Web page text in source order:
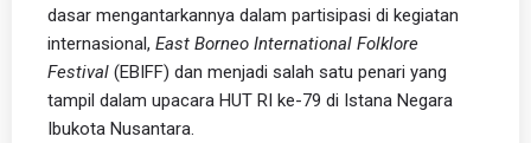
dasar mengantarkannya dalam partisipasi di kegiatan
internasional, East Borneo International Folklore
Festival (EBIFF) dan menjadi salah satu penari yang
tampil dalam upacara HUT RI ke-79 di Istana Negara
Ibukota Nusantara.